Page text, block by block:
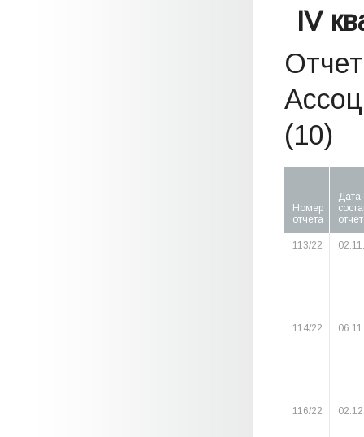
IV
(10)
Номер
отчета
Дата
113/22
114/22
116/22